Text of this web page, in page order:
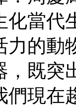
化當代
力的動
，既突
們現在